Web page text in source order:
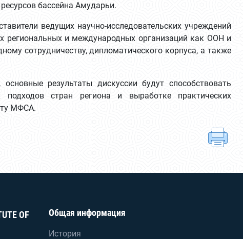
бассейна Амударьи.
ведущих научно-исследовательских учреждений
региональных и международных организаций как ООН и
сотрудничеству, дипломатического корпуса, а также
результаты дискуссии будут способствовать
подходов стран региона и выработке практических
МФСА.
OF
Общая информация
История